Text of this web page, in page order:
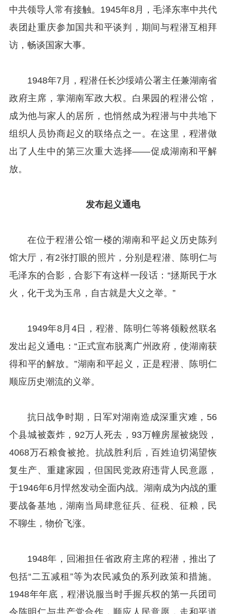
中共领导人常有接触。1945年8月，毛泽东率中共代
表团赴重庆参加国共和平谈判，期间与程潜互相拜
访，畅谈国家大事。
1948年7月，程潜任长沙绥靖公署主任兼湖南省
政府主席，掌湖南军政大权。白果园的程潜公馆，
成为他与家人的居所，也悄然成为程潜与中共地下
组织人员协商起义的联络点之一。在这里，程潜做
出了人生中的第三次重大选择——促成湖南和平解
放。
发布起义通电
在位于程潜公馆一楼的湖南和平起义历史陈列
馆大厅，有2张打眼的照片，分别是程潜、陈明仁与
毛泽东的合影，合影下有这样一段话：“拯斯民于水
火，化干戈为玉帛，自古就是大义之举。”
1949年8月4日，程潜、陈明仁等将领毅然联名
发出起义通电：“正式宣布脱离广州政府，使湖南获
得和平的解放。”湖南和平起义，正是程潜、陈明仁
顺应历史潮流的义举。
抗日战争时期，日军对湖南造成深重灾难，56
个县城被轰炸，92万人死去，93万幢房屋被烧毁，
4068万石粮食被抢。抗战胜利后，百姓迫切渴望恢
复生产、重建家园，但国民党政府违背人民意愿，
于1946年6月悍然发动全面内战。湖南成为内战的重
要战备基地，湖南当局肆意征兵、征税、征粮，民
不聊生，物价飞涨。
1948年，回湘担任省政府主席的程潜，推出了
包括“二五减租”等为农民减负的系列政策和措施。
1948年年底，程潜说服当时手握兵权的第一兵团司
令陈明仁与共产党合作，顺应人民意愿，走和平道